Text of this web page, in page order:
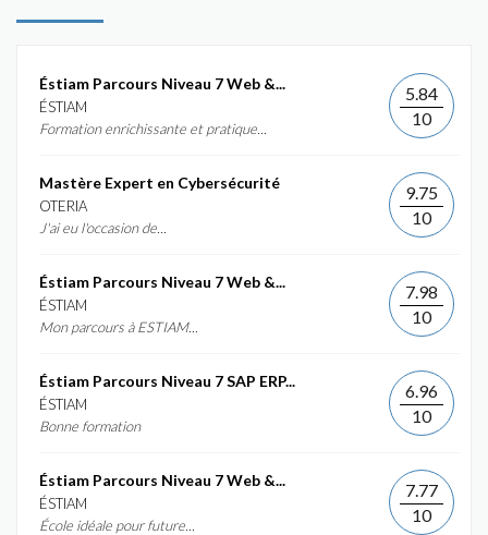
Éstiam Parcours Niveau 7 Web &...
ÉSTIAM
Formation enrichissante et pratique...
5.84
10
Mastère Expert en Cybersécurité
OTERIA
J'ai eu l'occasion de...
9.75
10
Éstiam Parcours Niveau 7 Web &...
ÉSTIAM
Mon parcours à ESTIAM...
7.98
10
Éstiam Parcours Niveau 7 SAP ERP...
ÉSTIAM
Bonne formation
6.96
10
Éstiam Parcours Niveau 7 Web &...
ÉSTIAM
École idéale pour future...
7.77
10